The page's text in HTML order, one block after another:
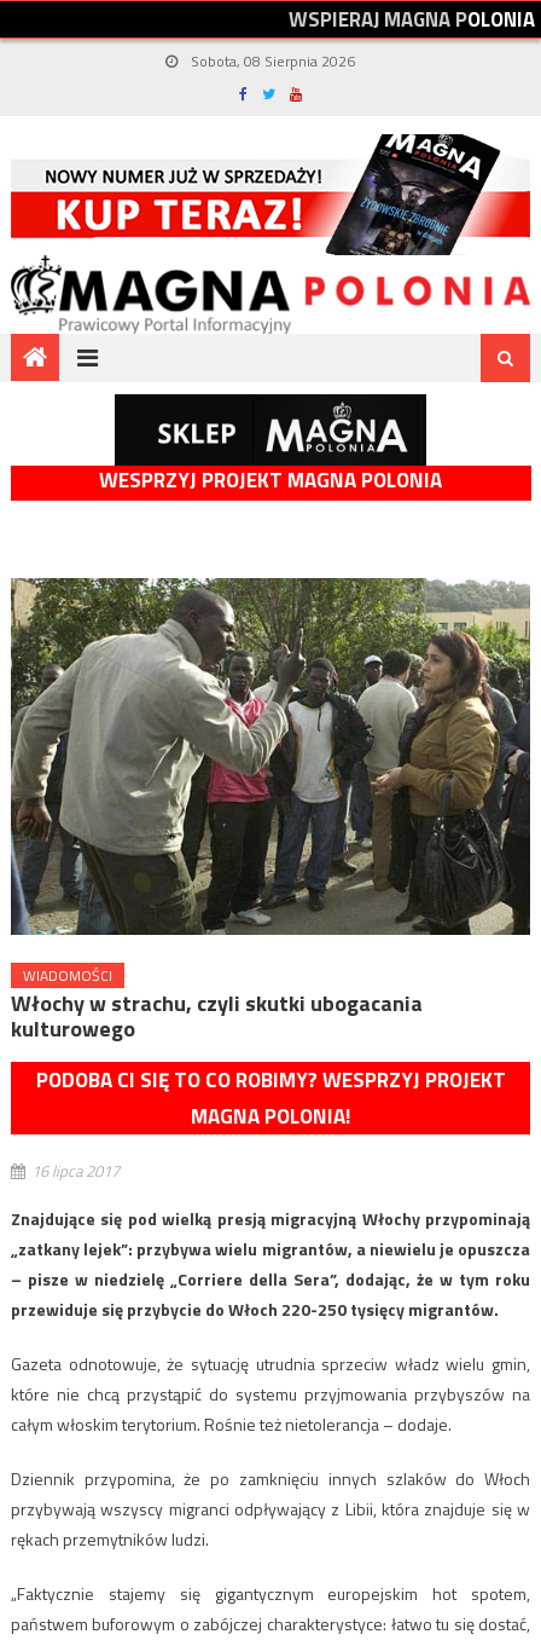
WSPIERAJMAGNAPOLONIA
Sobota, 08 Sierpnia 2026
WESPRZYJ PROJEKT MAGNA POLONIA
WIADOMOŚCI
Włochy w strachu, czyli skutki ubogacania
kulturowego
PODOBA CI SIĘ TO CO ROBIMY? WESPRZYJ PROJEKT
MAGNA POLONIA!
16 lipca 2017
Znajdujące się pod wielką presją migracyjną Włochy przypominają
„zatkany lejek”: przybywa wielu migrantów, a niewielu je opuszcza
– pisze w niedzielę „Corriere della Sera”, dodając, że w tym roku
przewiduje się przybycie do Włoch 220-250 tysięcy migrantów.
Gazeta odnotowuje, że sytuację utrudnia sprzeciw władz wielu gmin,
które nie chcą przystąpić do systemu przyjmowania przybyszów na
całym włoskim terytorium. Rośnie też nietolerancja – dodaje.
Dziennik przypomina, że po zamknięciu innych szlaków do Włoch
przybywają wszyscy migranci odpływający z Libii, która znajduje się w
rękach przemytników ludzi.
„Faktycznie stajemy się gigantycznym europejskim hot spotem,
państwem buforowym o zabójczej charakterystyce: łatwo tu się dostać,